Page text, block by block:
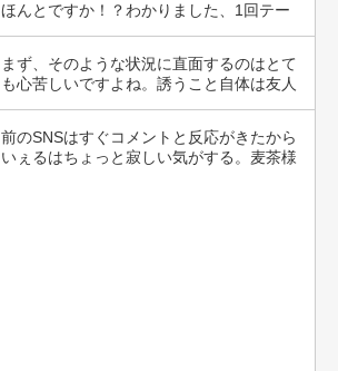
ほんとですか！？わかりました、1回テー
まず、そのような状況に直面するのはとて
も心苦しいですよね。誘うこと自体は友人
前のSNSはすぐコメントと反応がきたから
いぇるはちょっと寂しい気がする。麦茶様